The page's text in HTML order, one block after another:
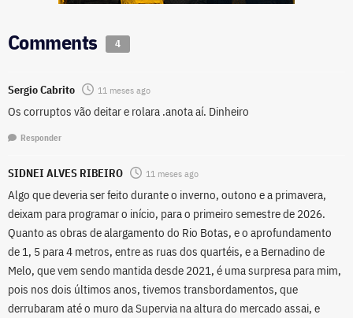
Comments 4
Sergio Cabrito 11 meses ago
Os corruptos vão deitar e rolara .anota aí. Dinheiro
Responder
SIDNEI ALVES RIBEIRO 11 meses ago
Algo que deveria ser feito durante o inverno, outono e a primavera,
deixam para programar o início, para o primeiro semestre de 2026.
Quanto as obras de alargamento do Rio Botas, e o aprofundamento
de 1, 5 para 4 metros, entre as ruas dos quartéis, e a Bernadino de
Melo, que vem sendo mantida desde 2021, é uma surpresa para mim,
pois nos dois últimos anos, tivemos transbordamentos, que
derrubaram até o muro da Supervia na altura do mercado assai, e